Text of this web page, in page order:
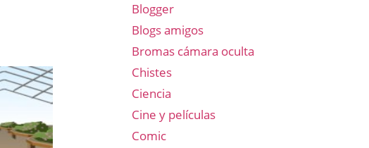
Blogger
Blogs amigos
Bromas cámara oculta
Chistes
Ciencia
Cine y películas
Comic